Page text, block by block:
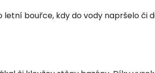
letní bouřce, kdy do vody napršelo či